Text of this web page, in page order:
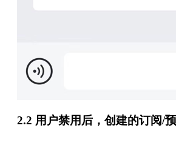
2.2 用户禁用后，创建的订阅/